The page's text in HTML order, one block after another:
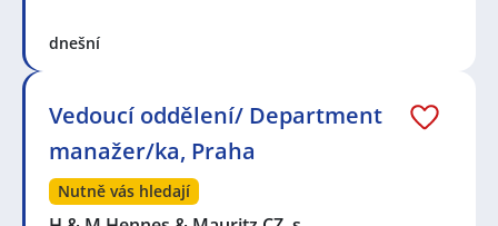
dnešní
Vedoucí oddělení/ Department
manažer/ka, Praha
Nutně vás hledají